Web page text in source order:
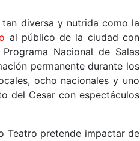
diversa y nutrida como la
al público de la ciudad con
Nacional de Salas
permanente durante los
ocho nacionales y uno
del Cesar con espectáculos
Teatro pretende impactar de